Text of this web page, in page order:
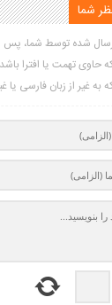
شما
شده توسط شما، پس
حاوی تهمت یا افترا
به غیر از زبان فارسی